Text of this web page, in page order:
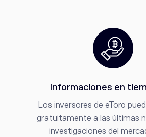
Informaciones en
Los inversores de eToro
gratuitamente a las últimas
investigaciones del